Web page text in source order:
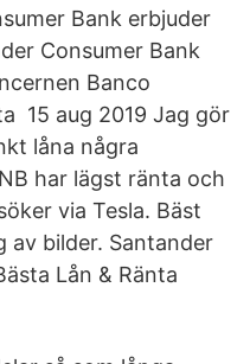
Bank erbjuder
Consumer Bank
Banco
15 aug 2019 Jag gör
låna några
har lägst ränta och
via Tesla. Bäst
av bilder. Santander
Lån & Ränta